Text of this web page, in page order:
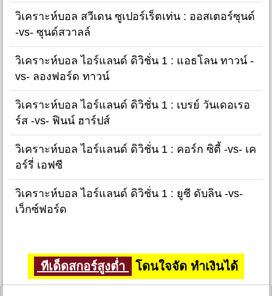
วิเคราะห์บอล สวีเดน ซูเปอร์เร็ตเท่น : ออสเตอร์ซุนด์
-vs- ซุนด์สวาลล์
วิเคราะห์บอล ไอร์แลนด์ ดิวิชั่น 1 : แอธโลน ทาวน์ -
vs- ลองฟอร์ด ทาวน์
วิเคราะห์บอล ไอร์แลนด์ ดิวิชั่น 1 : เบรย์ วันเดอเรอ
ร์ส -vs- ฟินน์ ฮาร์ปส์
วิเคราะห์บอล ไอร์แลนด์ ดิวิชั่น 1 : คอร์ก ซิตี้ -vs- เค
อร์รี่ เอฟซี
วิเคราะห์บอล ไอร์แลนด์ ดิวิชั่น 1 : ยูซี ดับลิน -vs-
เว็กซ์ฟอร์ด
ทีเด็ดสกอร์สูงต่ำ โดนใจจัด ทำเงินได้